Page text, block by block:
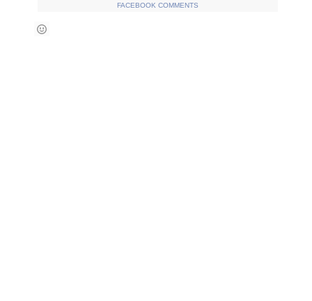
FACEBOOK COMMENTS